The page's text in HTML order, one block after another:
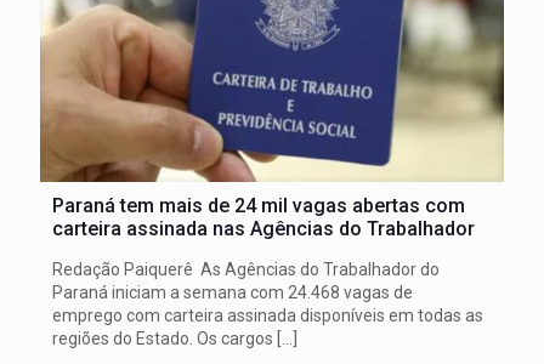
Paraná tem mais de 24 mil vagas abertas com
carteira assinada nas Agências do Trabalhador
Redação Paiquerê As Agências do Trabalhador do
Paraná iniciam a semana com 24.468 vagas de
emprego com carteira assinada disponíveis em todas as
regiões do Estado. Os cargos […]